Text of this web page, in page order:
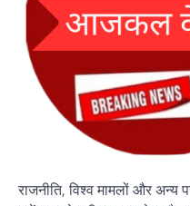
राजनीति, विश्व मामलों और